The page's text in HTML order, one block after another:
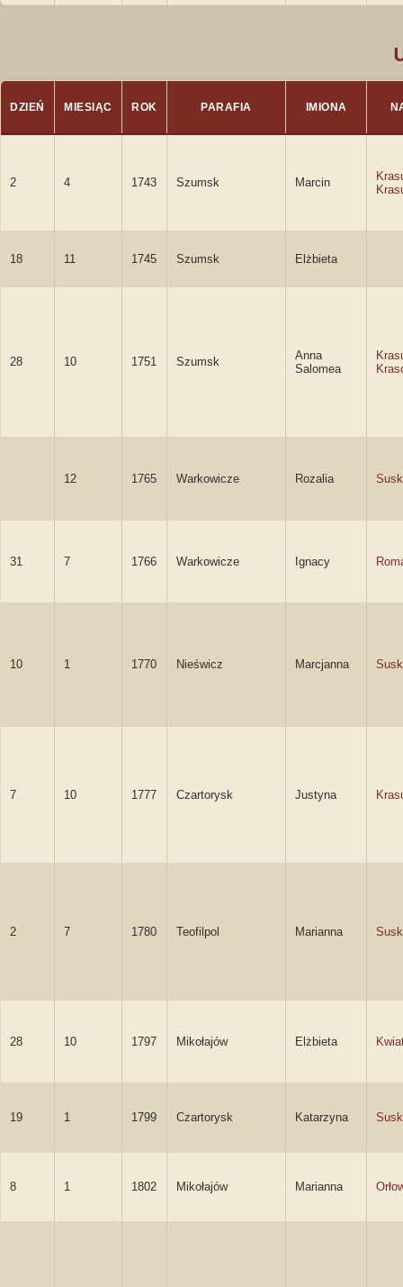
DZIEŃ MIESIĄC ROK PARAFIA IMIONA
2 4 1743 Szumsk Marcin
18 11 1745 Szumsk Elżbieta
28 10 1751 Szumsk
Anna
Salomea
12 1765 Warkowicze Rozalia
31 7 1766 Warkowicze Ignacy
10 1 1770 Nieświcz Marcjanna
7 10 1777 Czartorysk Justyna
2 7 1780 Teofilpol Marianna
28 10 1797 Mikołajów Elżbieta
19 1 1799 Czartorysk Katarzyna
8 1 1802 Mikołajów Marianna